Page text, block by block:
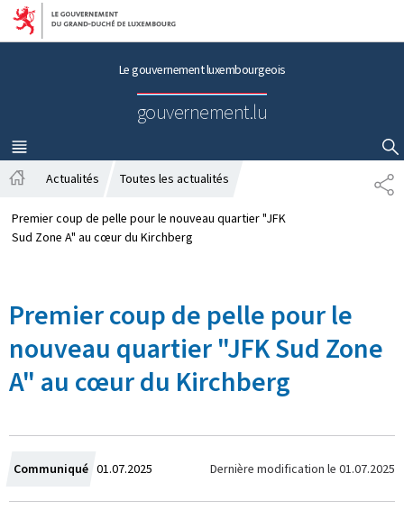
Aller au menu principal
Aller au contenu
Le gouvernement luxembourgeois
gouvernement.lu
MENU
PRINCIPAL
AFFICHER / MASQUER LA RECHERCHE
P
A
c
c
l
Actualités Toutes les actualités
Premier coup de pelle pour le nouveau quartier "JFK
Sud Zone A" au cœur du Kirchberg
Premier coup de pelle pour le
nouveau quartier "JFK Sud Zone
A" au cœur du Kirchberg
Communiqué C
r
01.07.2025 Dernière modification le 01.07.2025